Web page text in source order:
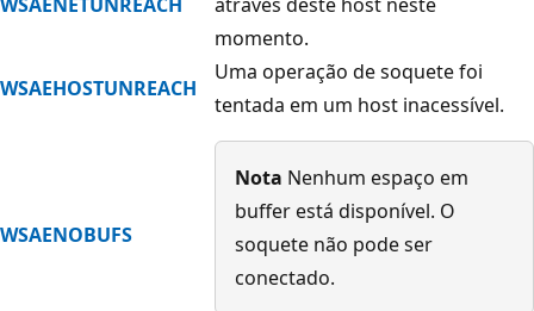
momento.
WSAEHOSTUNREACH
Uma operação de soquete foi
tentada em um host inacessível.
WSAENOBUFS
Nota Nenhum espaço em
buffer está disponível. O
soquete não pode ser
conectado.